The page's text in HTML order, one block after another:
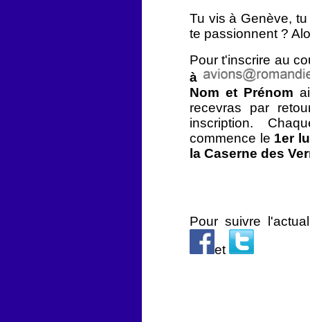
Tu vis à Genève,
te passionnent ?
Pour t'inscrire au
à
Nom et Prénom
recevras par
inscription.
commence le 1er
la Caserne des
Pour suivre
et